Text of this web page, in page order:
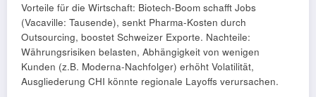
Vorteile für die Wirtschaft: Biotech-Boom schafft Jobs
(Vacaville: Tausende), senkt Pharma-Kosten durch
Outsourcing, boostet Schweizer Exporte. Nachteile:
Währungsrisiken belasten, Abhängigkeit von wenigen
Kunden (z.B. Moderna-Nachfolger) erhöht Volatilität,
Ausgliederung CHI könnte regionale Layoffs verursachen.